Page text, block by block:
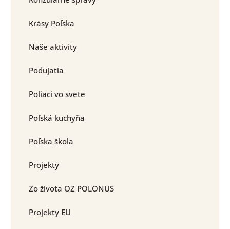
Krásy Poľska
Naše aktivity
Podujatia
Poliaci vo svete
Poľská kuchyňa
Poľska škola
Projekty
Zo života OZ POLONUS
Projekty EU